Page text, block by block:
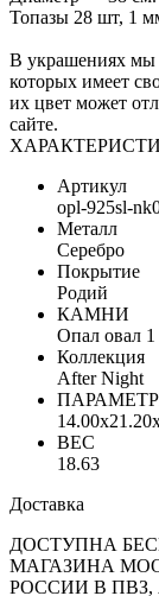
Топазы 28 шт, 1
В украшениях мы
которых имеет
их цвет может
сайте.
Артикул
opl-925sl-
Металл
Серебро
Покрытие
Родий
КАМНИ
Опал овал
Коллекция
After Night
ВЕС
18.63
Доставка
ДОСТУПНА
МАГАЗИНА
РОССИИ В